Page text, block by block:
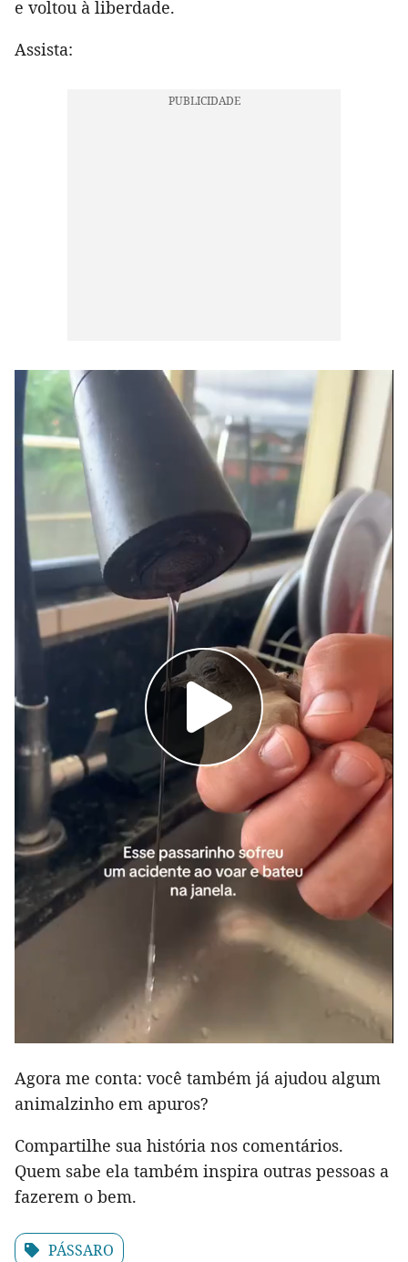
e voltou à liberdade.
Assista:
Agora me conta: você também já ajudou algum
animalzinho em apuros?
Compartilhe sua história nos comentários.
Quem sabe ela também inspira outras pessoas a
fazerem o bem.
PÁSSARO